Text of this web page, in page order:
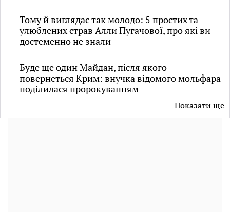
Тому й виглядає так молодо: 5 простих та
улюблених страв Алли Пугачової, про які ви
достеменно не знали
Буде ще один Майдан, після якого
повернеться Крим: внучка відомого мольфара
поділилася пророкуванням
Показати ще